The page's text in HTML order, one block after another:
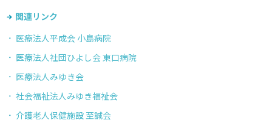
関連リンク
医療法人平成会 小島病院
医療法人社団ひよし会 東口病院
医療法人みゆき会
社会福祉法人みゆき福祉会
介護老人保健施設 至誠会